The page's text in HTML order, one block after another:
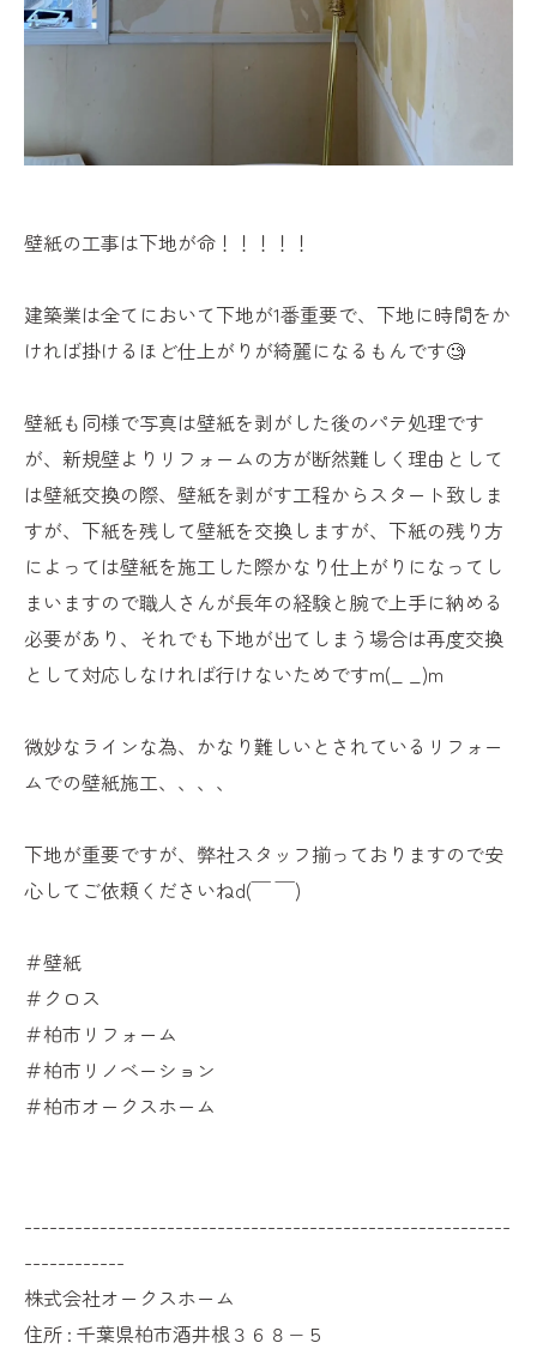
壁紙の工事は下地が命！！！！！
建築業は全てにおいて下地が1番重要で、下地に時間をか
ければ掛けるほど仕上がりが綺麗になるもんです🧐
壁紙も同様で写真は壁紙を剥がした後のパテ処理です
が、新規壁よりリフォームの方が断然難しく理由として
は壁紙交換の際、壁紙を剥がす工程からスタート致しま
すが、下紙を残して壁紙を交換しますが、下紙の残り方
によっては壁紙を施工した際かなり仕上がりになってし
まいますので職人さんが長年の経験と腕で上手に納める
必要があり、それでも下地が出てしまう場合は再度交換
として対応しなければ行けないためですm(_ _)m
微妙なラインな為、かなり難しいとされているリフォー
ムでの壁紙施工、、、、
下地が重要ですが、弊社スタッフ揃っておりますので安
心してご依頼くださいねd(￣ ￣)
＃壁紙
＃クロス
＃柏市リフォーム
＃柏市リノベーション
＃柏市オークスホーム
----------------------------------------------------------
------------
株式会社オークスホーム
住所 : 千葉県柏市酒井根３６８−５